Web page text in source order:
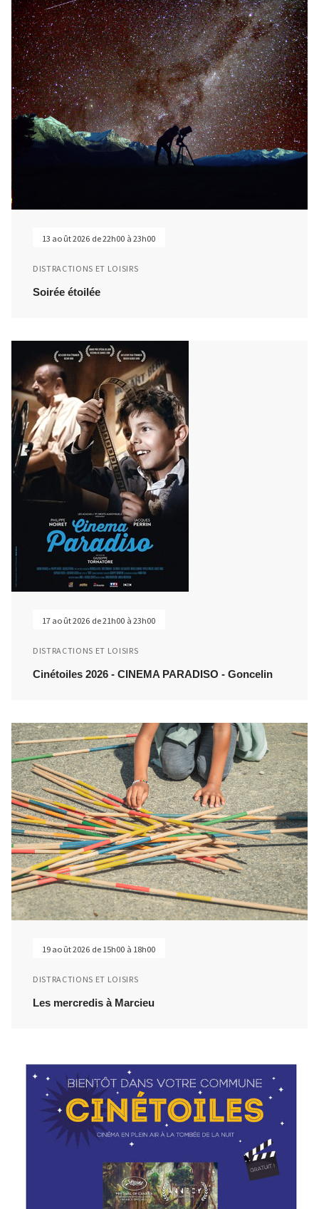
Soirée étoilée
DISTRACTIONS ET LOISIRS
13 août 2026 de 22h00 à 23h00
Cinétoiles 2026 - CINEMA PARADISO - Goncelin
DISTRACTIONS ET LOISIRS
17 août 2026 de 21h00 à 23h00
Les mercredis à Marcieu
DISTRACTIONS ET LOISIRS
19 août 2026 de 15h00 à 18h00